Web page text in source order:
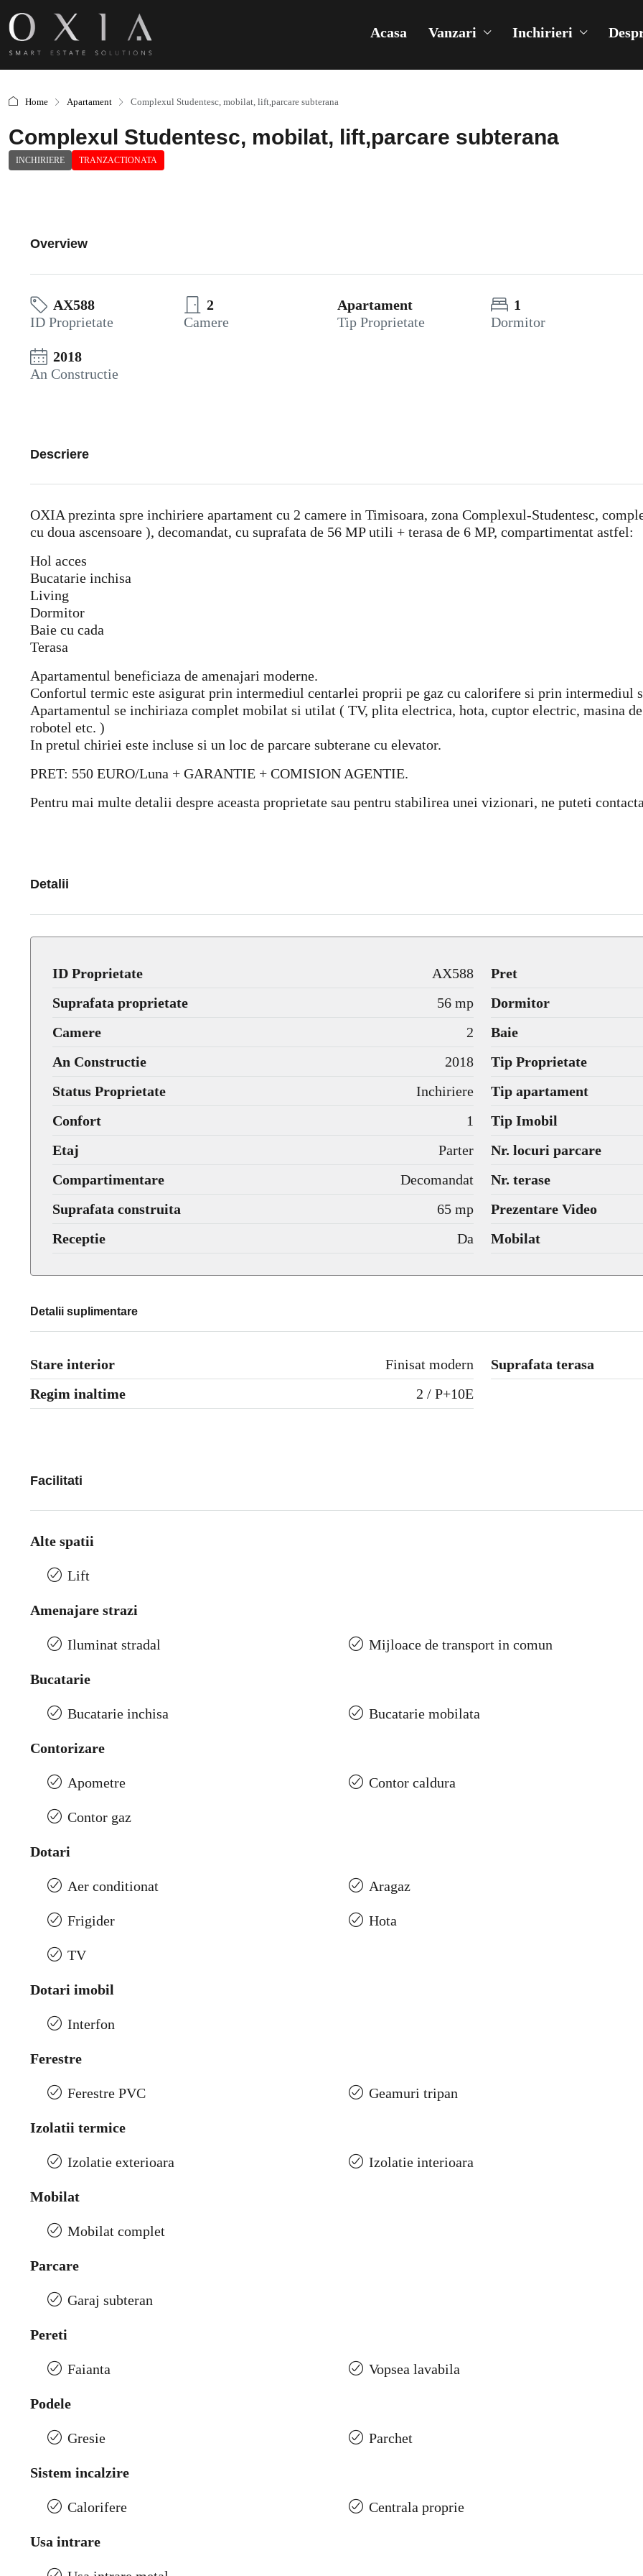
Acasa Vanzari Inchirieri
Home Apartament Complexul Studentesc, mobilat, lift,parcare subterana
Complexul Studentesc, mobilat, lift,parcare subterana
INCHIRIERE TRANZACTIONATA
Overview
AX588
ID Proprietate
2
Camere
Apartament
Tip Proprietate
1
Dormitor
2018
An Constructie
Descriere
OXIA prezinta spre inchiriere apartament cu 2 camere in Timisoara, zona Complexul-Studentesc,
cu doua ascensoare ), decomandat, cu suprafata de 56 MP utili + terasa de 6 MP, compartimentat astfel:
Hol acces
Bucatarie inchisa
Living
Dormitor
Baie cu cada
Terasa
Apartamentul beneficiaza de amenajari moderne.
Confortul termic este asigurat prin intermediul centarlei proprii pe gaz cu calorifere si prin intermediul
Apartamentul se inchiriaza complet mobilat si utilat ( TV, plita electrica, hota, cuptor electric, masina
robotel etc. )
In pretul chiriei este incluse si un loc de parcare subterane cu elevator.
PRET: 550 EURO/Luna + GARANTIE + COMISION AGENTIE.
Pentru mai multe detalii despre aceasta proprietate sau pentru stabilirea unei vizionari, ne puteti
Detalii
ID Proprietate AX588
Pret
Suprafata proprietate
56 mp
Dormitor
Camere
2
Baie
An Constructie
2018
Tip Proprietate
Status Proprietate
Inchiriere
Tip apartament
Confort
1
Tip Imobil
Etaj
Parter
Nr. locuri parcare
Compartimentare
Decomandat
Nr. terase
Suprafata construita
65 mp
Prezentare Video
Receptie
Da Mobilat
Detalii suplimentare
Stare interior Finisat modern
Suprafata terasa
Regim inaltime
2 / P+10E
Facilitati
Alte spatii
Lift
Amenajare strazi
Iluminat stradal Mijloace de transport in comun
Bucatarie
Bucatarie inchisa Bucatarie mobilata
Contorizare
Apometre Contor caldura
Contor gaz
Dotari
Aer conditionat Aragaz
Frigider Hota
TV
Dotari imobil
Interfon
Ferestre
Ferestre PVC Geamuri tripan
Izolatii termice
Izolatie exterioara Izolatie interioara
Mobilat
Mobilat complet
Parcare
Garaj subteran
Pereti
Faianta Vopsea lavabila
Podele
Gresie Parchet
Sistem incalzire
Calorifere Centrala proprie
Usa intrare